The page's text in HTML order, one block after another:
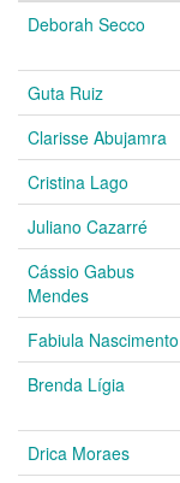
Deborah Secco
Guta Ruiz
Clarisse Abujamra
Cristina Lago
Juliano Cazarré
Cássio Gabus
Mendes
Fabiula Nascimento
Brenda Lígia
Drica Moraes